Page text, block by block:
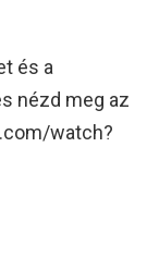
és a
nézd meg az
watch?